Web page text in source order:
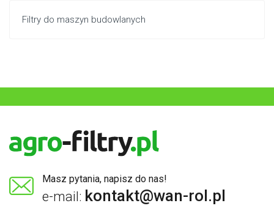
Filtry do maszyn budowlanych
Masz pytania, napisz do nas!
e-mail: kontakt@wan-rol.pl